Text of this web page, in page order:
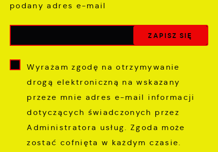
podany adres e-mail
Wyrażam zgodę na otrzymywanie
drogą elektroniczną na wskazany
przeze mnie adres e-mail informacji
dotyczących świadczonych przez
Administratora usług. Zgoda może
zostać cofnięta w każdym czasie.